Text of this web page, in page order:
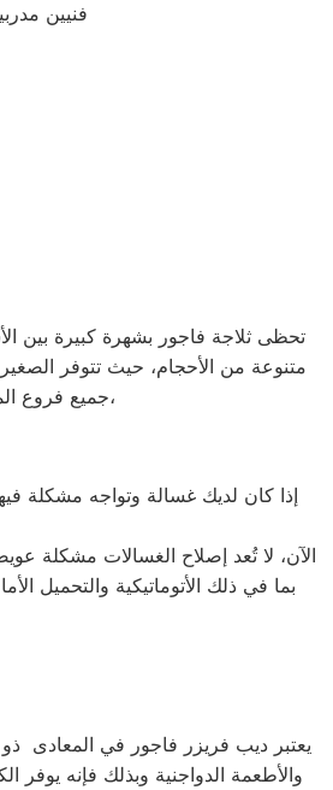
فنيين
تحظى ثلاجة فاجور بشهرة كبيرة بين
جميع فروع المحافظات، بهدف توفير الأقرب إليك في جميع الأوقات. نظراً لتوفر الخدمة الفنية لصيانة ثلاجات فاجور في منطقة المعادى بأكثر من رقم،
إذا كان لديك غسالة وتواجه مشكلة
الآن، لا تُعد إصلاح الغسالات مشكلة
يعتبر ديب فريزر فاجور في المعادى ذو
والأطعمة الدواجنية وبذلك فإنه يوفر